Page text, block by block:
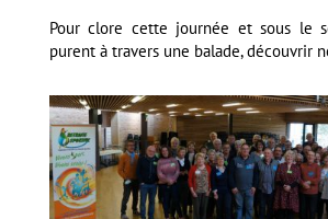
Pour clore cette journée et sous le
purent à travers une balade, découvrir